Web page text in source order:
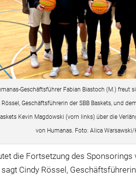
Geschäftsführer Fabian Biastoch (M.) freut
Rössel, Geschäftsführerin der SBB Baskets, und
Kevin Magdowski (vorn links) über die
von Humanas. Foto: Alica Warsawski/
die Fortsetzung des Sponsorings
Cindy Rössel, Geschäftsfü